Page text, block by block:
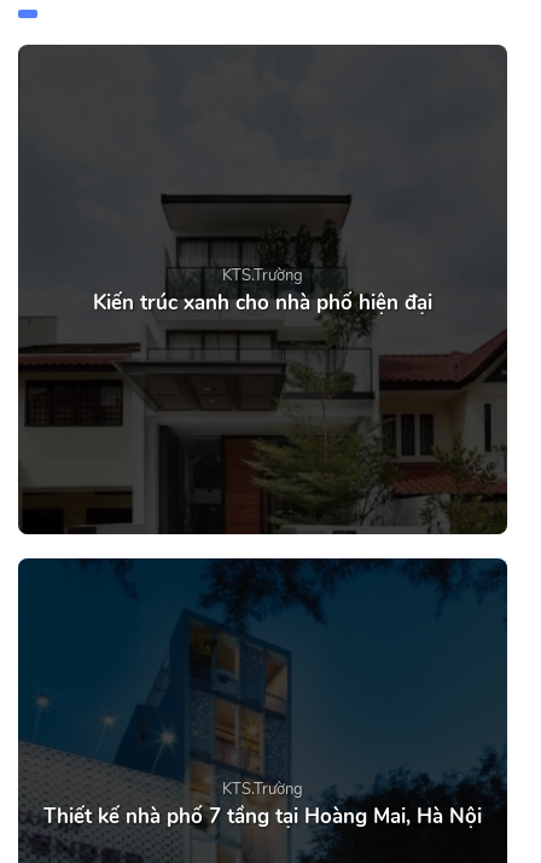
KTS.Trường
Kiến trúc xanh cho nhà phố hiện đại
KTS.Trường
Thiết kế nhà phố 7 tầng tại Hoàng Mai, Hà Nội